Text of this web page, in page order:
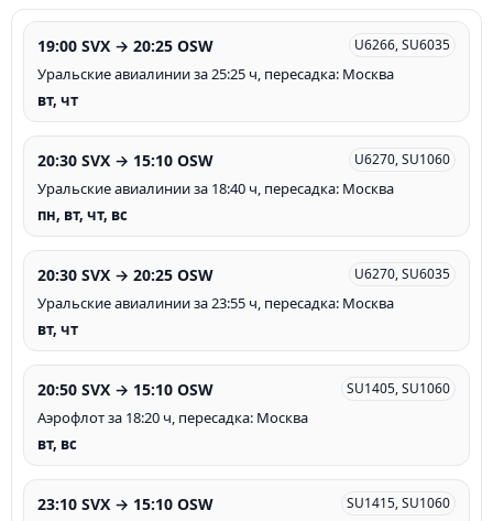
19:00 SVX → 20:25 OSW U6266, SU6035
Уральские авиалинии за 25:25 ч, пересадка: Москва
вт, чт
20:30 SVX → 15:10 OSW U6270, SU1060
Уральские авиалинии за 18:40 ч, пересадка: Москва
пн, вт, чт, вс
20:30 SVX → 20:25 OSW U6270, SU6035
Уральские авиалинии за 23:55 ч, пересадка: Москва
вт, чт
20:50 SVX → 15:10 OSW SU1405, SU1060
Аэрофлот за 18:20 ч, пересадка: Москва
вт, вс
23:10 SVX → 15:10 OSW SU1415, SU1060